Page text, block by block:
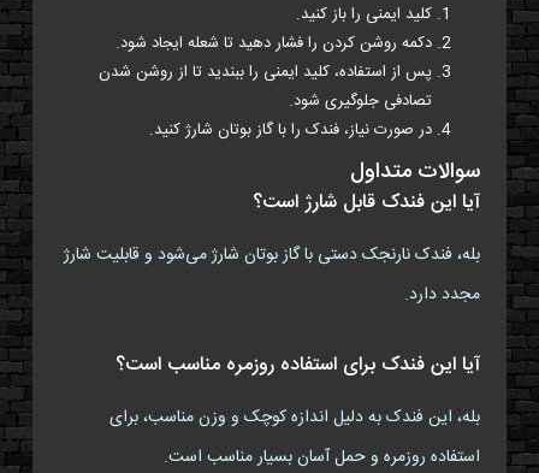
کلید ایمنی را باز کنید.
دکمه روشن کردن را فشار دهید تا شعله ایجاد شود.
پس از استفاده، کلید ایمنی را ببندید تا از روشن شدن
تصادفی جلوگیری شود.
در صورت نیاز، فندک را با گاز بوتان شارژ کنید.
سوالات متداول
آیا این فندک قابل شارژ است؟
بله، فندک نارنجک دستی با گاز بوتان شارژ می‌شود و قابلیت شارژ
مجدد دارد.
آیا این فندک برای استفاده روزمره مناسب است؟
بله، این فندک به دلیل اندازه کوچک و وزن مناسب، برای
استفاده روزمره و حمل آسان بسیار مناسب است.